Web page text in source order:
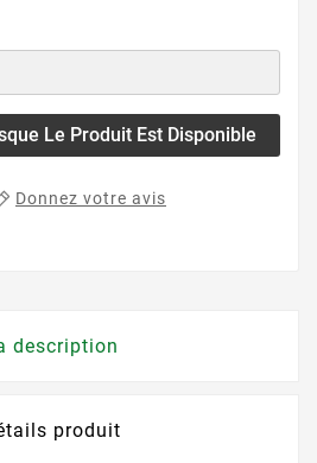
Le Produit Est Disponible
Donnez votre avis
description
produit